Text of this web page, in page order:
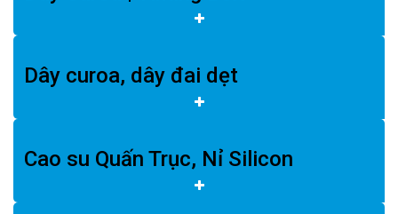
Dây curoa, dây đai dẹt
Cao su Quấn Trục, Nỉ Silicon